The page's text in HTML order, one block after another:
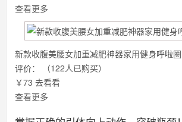
查看更多
新款收腹美腰女加重减肥神器家用健身呼啦圈
评价：
（122人已购买）
￥73 去看看
查看更多